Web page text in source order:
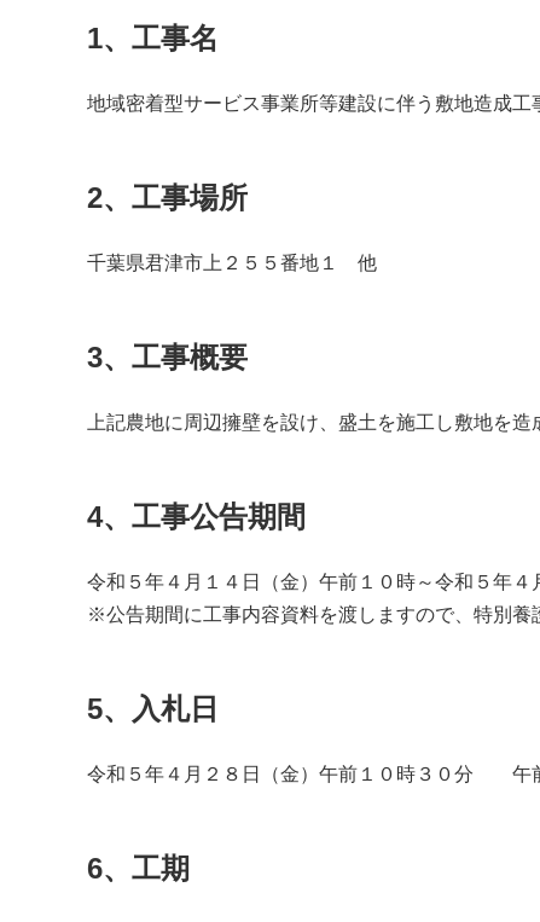
1、工事名
地域密着型サービス事業所等建設に伴う敷地造成工
2、工事場所
千葉県君津市上２５５番地１ 他
3、工事概要
上記農地に周辺擁壁を設け、盛土を施工し敷地を造
4、工事公告期間
令和５年４月１４日（金）午前１０時～令和５年４
※公告期間に工事内容資料を渡しますので、特別養
5、入札日
令和５年４月２８日（金）午前１０時３０分 午
6、工期